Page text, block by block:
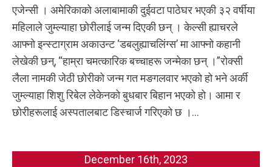
एजेन्सी । अमेरिकाको अलाबामाकी दुईवटा पाठेघर भएकी ३२ वर्षीया
महिलाले जुम्ल्याहा छोरीलाई जन्म दिएकी छन् । ​ केल्सी ह्याचरले
आफ्नो इन्स्टाग्राम अकाउन्ट ‘डबलुह्याचलिंग्स’ मा आफ्नो कहानी
लेखेकी छन्, “हाम्रा चमत्कारिक बच्चाहरू जन्मेका छन् ।”​ रोक्सी
लैला नामकी जेठी छोरीको जन्म गत मङगलवार भएको हो भने अर्की
जुम्ल्याहा शिशु रिबेल लेकेनको बुधबार बिहान भएको हो। आमा र
छोरीहरूलाई अस्पतालबाट डिस्चार्ज गरिएको छ ।...
December 16th, 2023